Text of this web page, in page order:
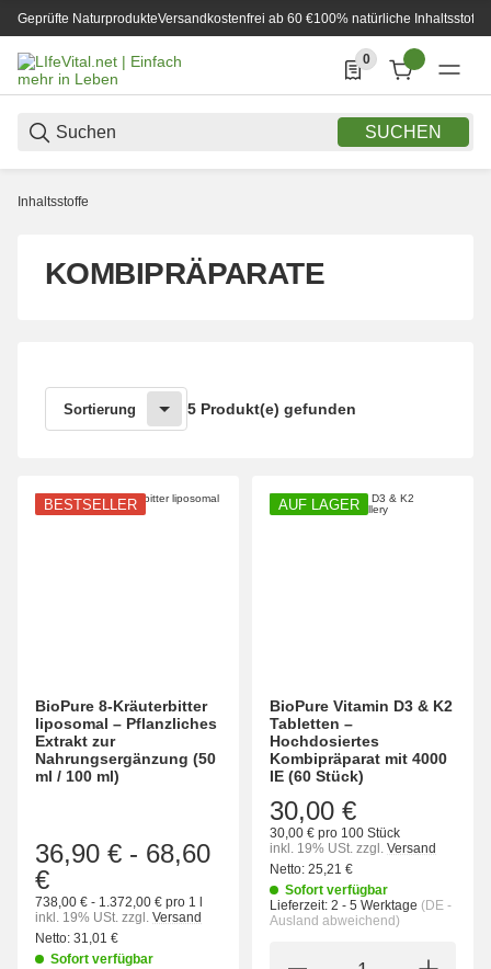
Geprüfte NaturprodukteVersandkostenfrei ab 60 €100% natürliche Inhaltsstoffe
SUCHEN
0
0 Produkte in der
Inhaltsstoffe
KOMBIPRÄPARATE
Sortierung 5 Produkt(e) gefunden
BESTSELLER
BioPure 8-Kräuterbitter
liposomal – Pflanzliches
Extrakt zur
Nahrungsergänzung (50
ml / 100 ml)
36,90 € - 68,60
€
738,00 € - 1.372,00 € pro 1 l
inkl. 19% USt. zzgl. Versand
Netto: 31,01 €
Sofort verfügbar
AUF LAGER
BioPure Vitamin D3 & K2
Tabletten –
Hochdosiertes
Kombipräparat mit 4000
IE (60 Stück)
30,00 €
30,00 € pro 100 Stück
inkl. 19% USt. zzgl. Versand
Netto: 25,21 €
Sofort verfügbar
Lieferzeit: 2 - 5 Werktage (DE -
Ausland abweichend)